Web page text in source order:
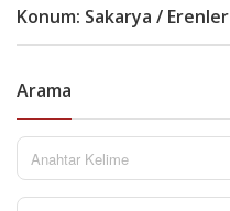
Konum: Sakarya / Erenler
Arama